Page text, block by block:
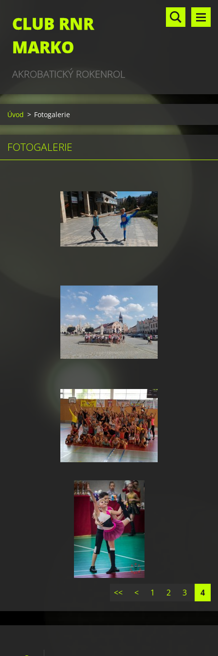
CLUB RNR
MARKO
AKROBATICKÝ ROKENROL
Úvod > Fotogalerie
FOTOGALERIE
<< < 1 2 3 4